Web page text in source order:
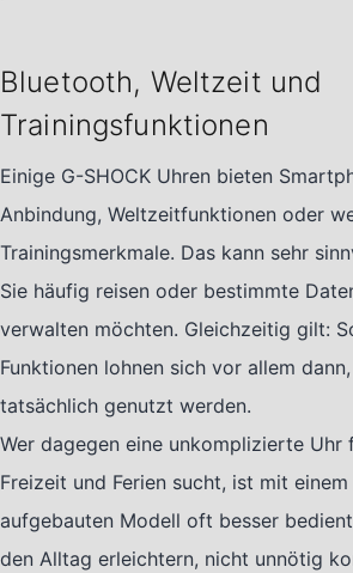
Bluetooth, Weltzeit und
Trainingsfunktionen
Einige G-SHOCK Uhren bieten
Anbindung, Weltzeitfunktionen oder
Trainingsmerkmale. Das kann sehr
Sie häufig reisen oder bestimmte
verwalten möchten. Gleichzeitig gilt:
Funktionen lohnen sich vor allem
tatsächlich genutzt werden.
Wer dagegen eine unkomplizierte Uhr
Freizeit und Ferien sucht, ist mit
aufgebauten Modell oft besser
den Alltag erleichtern, nicht unnötig